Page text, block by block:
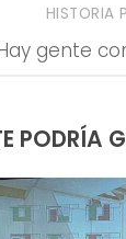
HISTORIA
gente
PODRÍA